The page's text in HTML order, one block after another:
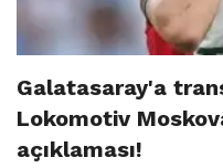
Galatasaray'a
Lokomotiv
açıklaması!